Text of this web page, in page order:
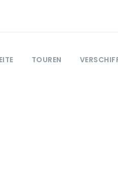
TOUREN